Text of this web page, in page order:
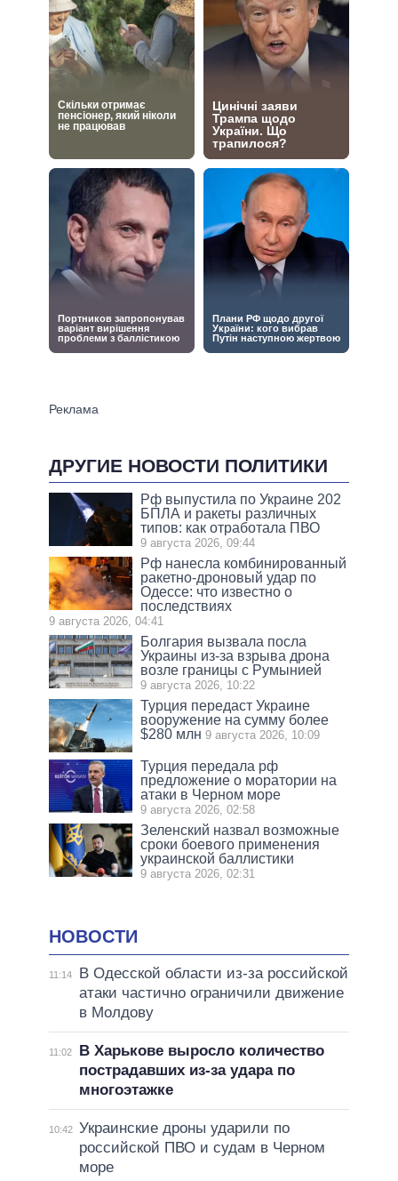
ДРУГИЕ НОВОСТИ ПОЛИТИКИ
Рф выпустила по Украине 202
БПЛА и ракеты различных
типов: как отработала ПВО
9 августа 2026, 09:44
Рф нанесла комбинированный
ракетно-дроновый удар по
Одессе: что известно о
последствиях
9 августа 2026, 04:41
Болгария вызвала посла
Украины из-за взрыва дрона
возле границы с Румынией
9 августа 2026, 10:22
Турция передаст Украине
вооружение на сумму более
$280 млн 9 августа 2026, 10:09
Турция передала рф
предложение о моратории на
атаки в Черном море
9 августа 2026, 02:58
Зеленский назвал возможные
сроки боевого применения
украинской баллистики
9 августа 2026, 02:31
НОВОСТИ
11:14
В Одесской области из-за российской
атаки частично ограничили движение
в Молдову
11:02
В Харькове выросло количество
пострадавших из-за удара по
многоэтажке
10:42 Украинские дроны ударили по
российской ПВО и судам в Черном
море